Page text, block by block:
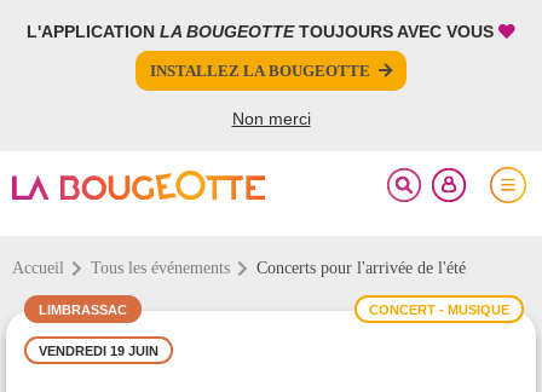
L'APPLICATION LA BOUGEOTTETOUJOURS AVEC VOUS
INSTALLEZ LA BOUGEOTTE
Non merci
Accueil Tous les événements Concerts pour l'arrivée de l'été
CONCERT - MUSIQUE
LIMBRASSAC
VENDREDI 19 JUIN
FERMER
PARTAGER
FERMER
Votre inscription à la newsletter a été effectuée.